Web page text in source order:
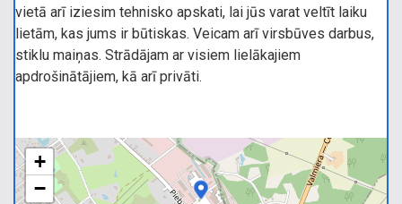
vietā arī iziesim tehnisko apskati, lai jūs varat veltīt laiku
lietām, kas jums ir būtiskas. Veicam arī virsbūves darbus,
stiklu maiņas. Strādājam ar visiem lielākajiem
apdrošinātājiem, kā arī privāti.
+
−